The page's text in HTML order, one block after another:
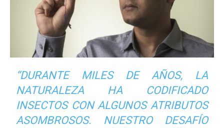
“DURANTE MILES DE AÑOS, LA
NATURALEZA HA CODIFICADO
INSECTOS CON ALGUNOS ATRIBUTOS
ASOMBROSOS. NUESTRO DESAFÍO